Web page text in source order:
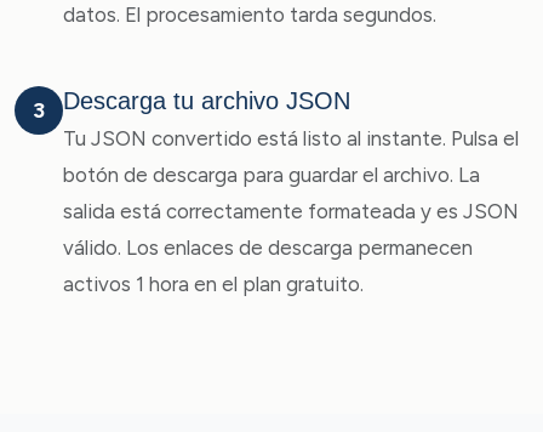
datos. El procesamiento tarda segundos.
3 Descarga tu archivo JSON
Tu JSON convertido está listo al instante. Pulsa el
botón de descarga para guardar el archivo. La
salida está correctamente formateada y es JSON
válido. Los enlaces de descarga permanecen
activos 1 hora en el plan gratuito.